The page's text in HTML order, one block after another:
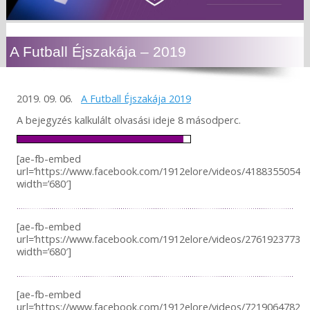
A Futball Éjszakája – 2019
2019. 09. 06.
A Futball Éjszakája 2019
A bejegyzés kalkulált olvasási ideje 8 másodperc.
[ae-fb-embed
url=’https://www.facebook.com/1912elore/videos/
width=’680′]
[ae-fb-embed
url=’https://www.facebook.com/1912elore/videos/
width=’680′]
[ae-fb-embed
url=’https://www.facebook.com/1912elore/videos/